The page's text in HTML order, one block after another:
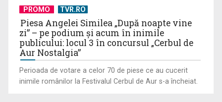
PROMO TVR.RO
Piesa Angelei Similea „După noapte vine
zi” – pe podium şi acum în inimile
publicului: locul 3 în concursul „Cerbul de
Aur Nostalgia”
Perioada de votare a celor 70 de piese ce au cucerit
inimile românilor la Festivalul Cerbul de Aur s-a încheiat.